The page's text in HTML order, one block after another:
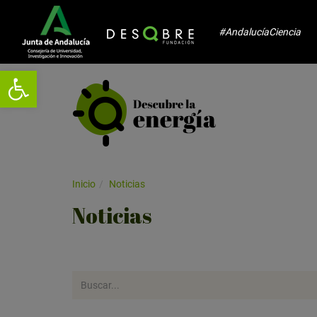
Abrir barra de herramientas
#AndalucíaCiencia
Inicio Noticias
Noticias
Realiza